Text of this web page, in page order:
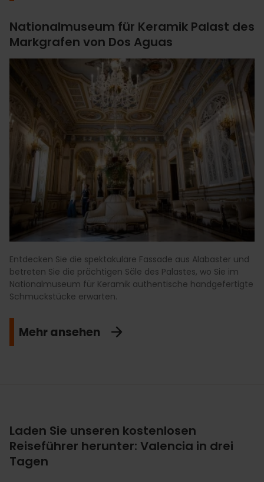
Nationalmuseum für Keramik Palast des
Markgrafen von Dos Aguas
Entdecken Sie die spektakuläre Fassade aus Alabaster und
betreten Sie die prächtigen Säle des Palastes, wo Sie im
Nationalmuseum für Keramik authentische handgefertigte
Schmuckstücke erwarten.
Mehr ansehen
Laden Sie unseren kostenlosen
Reiseführer herunter: Valencia in drei
Tagen